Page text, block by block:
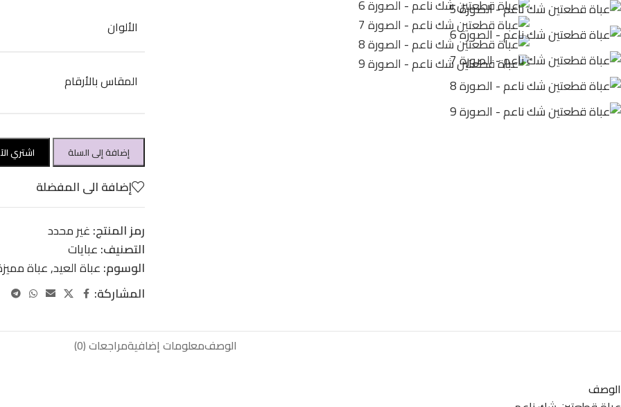
الألوان
المقاس بالأرقام
إضافة إلى السلة اشتري
إضافة الى المفضلة
رمز المنتج:غير محدد
التصنيف:عبايات
الوسوم:عباة العيد,عباة
المشاركة:
الوصفمعلومات إضافيةمراجعات (0)
الوصف